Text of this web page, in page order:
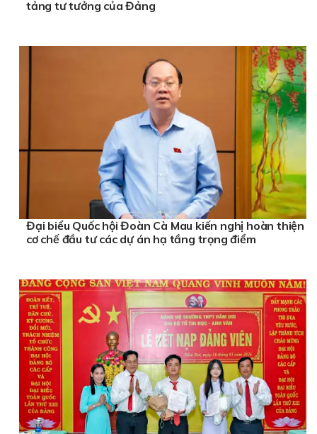
tảng tư tưởng của Đảng
Đại biểu Quốc hội Đoàn Cà Mau kiến nghị hoàn thiện
cơ chế đầu tư các dự án hạ tầng trọng điểm